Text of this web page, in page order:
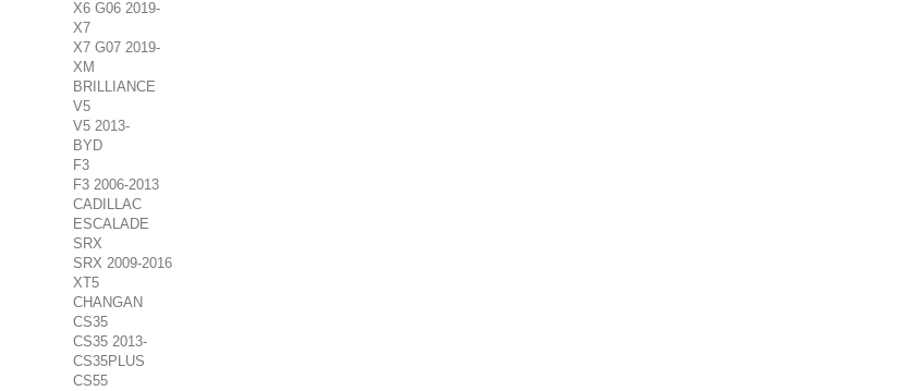
X6 G06 2019-
X7
X7 G07 2019-
XM
BRILLIANCE
V5
V5 2013-
BYD
F3
F3 2006-2013
CADILLAC
ESCALADE
SRX
SRX 2009-2016
XT5
CHANGAN
CS35
CS35 2013-
CS35PLUS
CS55